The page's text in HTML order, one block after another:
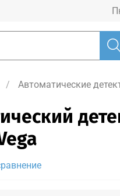
Автоматические